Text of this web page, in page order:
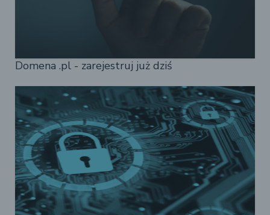
Domena .pl - zarejestruj już dziś